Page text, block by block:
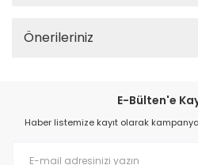
Önerileriniz
E-Bülten'e
Haber listemize kayıt olarak